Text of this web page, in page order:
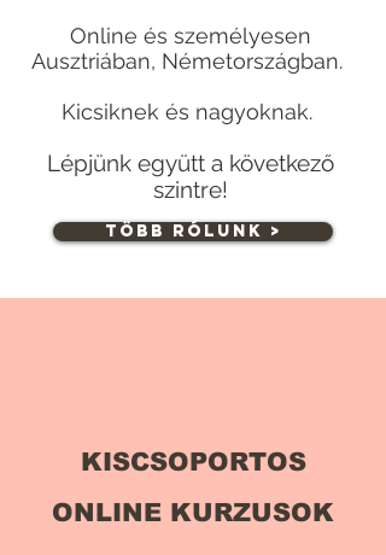
Online és személyesen
Ausztriában, Németországban.
Kicsiknek és nagyoknak.
Lépjünk együtt a következő
szintre!
Több Rólunk >
KISCSOPORTOS
ONLINE KURZUSOK